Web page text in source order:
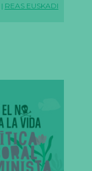
| REAS EUSKADI